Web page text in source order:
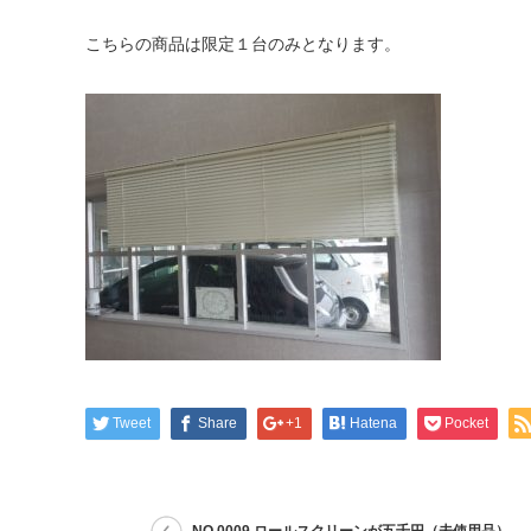
こちらの商品は限定１台のみとなります。
Tweet Share +1 Hatena Pocket